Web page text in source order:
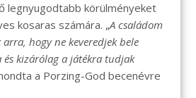
legnyugodtabb körülményeket
kosaras számára. „A családom
arra, hogy ne keveredjek bele
kizárólag a játékra tudjak
a Porzing-God becenévre